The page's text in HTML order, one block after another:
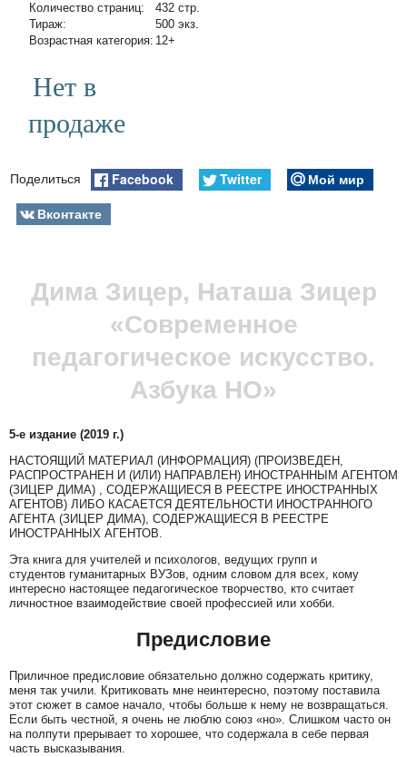
Количество страниц:
432 стр.
Тираж:
500 экз.
Возрастная категория: 12+
Нет в
продаже
Поделиться Facebook Twitter
Мой мир
Вконтакте
Дима Зицер, Наташа Зицер
«Современное
педагогическое искусство.
Азбука НО»
5-е издание (2019 г.)
НАСТОЯЩИЙ МАТЕРИАЛ (ИНФОРМАЦИЯ) (ПРОИЗВЕДЕН,
РАСПРОСТРАНЕН И (ИЛИ) НАПРАВЛЕН) ИНОСТРАННЫМ АГЕНТОМ
(ЗИЦЕР ДИМА) , СОДЕРЖАЩИЕСЯ В РЕЕСТРЕ ИНОСТРАННЫХ
АГЕНТОВ) ЛИБО КАСАЕТСЯ ДЕЯТЕЛЬНОСТИ ИНОСТРАННОГО
АГЕНТА (ЗИЦЕР ДИМА), СОДЕРЖАЩИЕСЯ В РЕЕСТРЕ
ИНОСТРАННЫХ АГЕНТОВ.
Эта книга для учителей и психологов, ведущих групп и
студентов гуманитарных ВУЗов, одним словом для всех, кому
интересно настоящее педагогическое творчество, кто считает
личностное взаимодействие своей профессией или хобби.
Предисловие
Приличное предисловие обязательно должно содержать критику,
меня так учили. Критиковать мне неинтересно, поэтому поставила
этот сюжет в самое начало, чтобы больше к нему не возвращаться.
Если быть честной, я очень не люблю союз «но». Слишком часто он
на полпути прерывает то хорошее, что содержала в себе первая
часть высказывания.